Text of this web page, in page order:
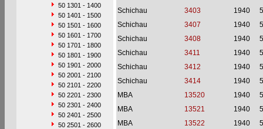
50 1301 - 1400
50 1401 - 1500
50 1501 - 1600
50 1601 - 1700
50 1701 - 1800
50 1801 - 1900
50 1901 - 2000
50 2001 - 2100
50 2101 - 2200
50 2201 - 2300
50 2301 - 2400
50 2401 - 2500
50 2501 - 2600
Schichau
3403 1940
Schichau
3407 1940
Schichau
3408 1940
Schichau
3411 1940
Schichau
3412 1940
Schichau
3414 1940
MBA
13520 1940
MBA
13521 1940
MBA
13522 1940